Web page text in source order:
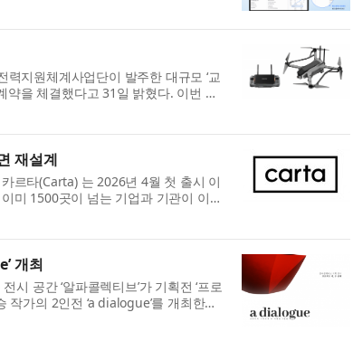
지원체계사업단이 발주한 대규모 ‘교
을 체결했다고 31일 밝혔다. 이번 사
재설계
르타(Carta) 는 2026년 4월 첫 출시 이
미 1500곳이 넘는 기업과 기관이 이
개최
공간 ‘알파콜렉티브’가 기획전 ‘프로
가의 2인전 ‘a dialogue’를 개최한다.